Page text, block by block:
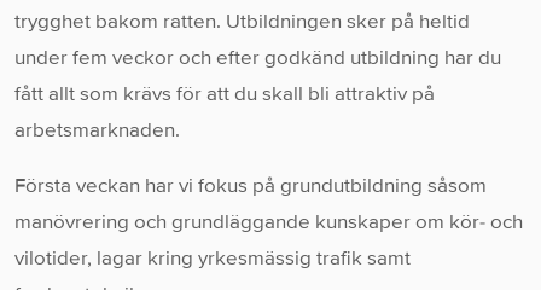
trygghet bakom ratten. Utbildningen sker på heltid
under fem veckor och efter godkänd utbildning har du
fått allt som krävs för att du skall bli attraktiv på
arbetsmarknaden.
Första veckan har vi fokus på grundutbildning såsom
manövrering och grundläggande kunskaper om kör- och
vilotider, lagar kring yrkesmässig trafik samt